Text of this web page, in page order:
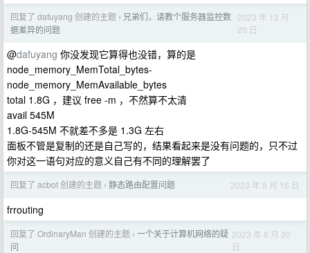
回复了 dafuyang 创建的主题 › 兄弟们，请教个服务器监控数
据差异的问题
2023 年 12 月
20 日
@dafuyang 你没发现它算得也没错，算的是
node_memory_MemTotal_bytes-
node_memory_MemAvailable_bytes
total 1.8G ，建议 free -m ，不然算不太清
avail 545M
1.8G-545M 不就差不多是 1.3G 左右
面板不管是复制的还是自己写的，结果看起来是没有问题的，只不过
你对这一语句对应的意义自己有不同的理解罢了
回复了 acbot 创建的主题 › 静态路由配置问题 2023 年 8 月 16 日
frrouting
回复了 OrdinaryMan 创建的主题 › 一个关于计算机网络的疑
问
2023 年 6 月 30
日